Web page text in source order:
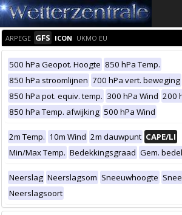
ARPEGE GFS ICON UKMO EU
500 hPa Geopot. Hoogte 850 hPa Temp.
850 hPa stroomlijnen 700 hPa vert. beweging
850 hPa pot. equiv. temp. 300 hPa Wind 200
850 hPa Temp. afwijking 500 hPa Wind
2m Temp. 10m Wind 2m dauwpunt CAPE/LI
Min/Max Temp. Bedekkingsgraad Gem.
Neerslag Neerslagsom Sneeuwhoogte
Neerslagsoort